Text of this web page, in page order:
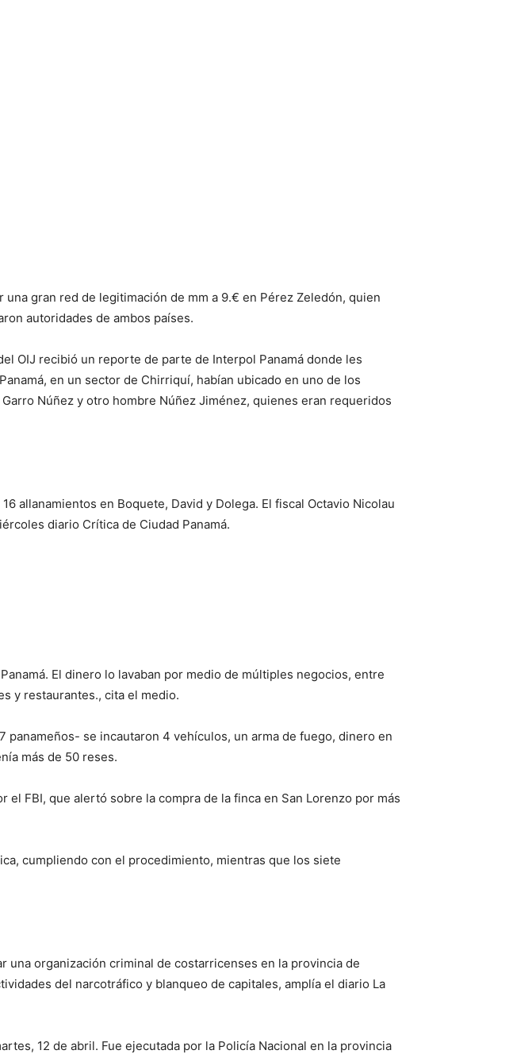
gran red de legitimación de mm a 9.€ en Pérez Zeledón, quien
autoridades de ambos países.
OIJ recibió un reporte de parte de Interpol Panamá donde les
en un sector de Chirriquí, habían ubicado en uno de los
Núñez y otro hombre Núñez Jiménez, quienes eran requeridos
allanamientos en Boquete, David y Dolega. El fiscal Octavio Nicolau
diario Crítica de Ciudad Panamá.
El dinero lo lavaban por medio de múltiples negocios, entre
y restaurantes., cita el medio.
se incautaron 4 vehículos, un arma de fuego, dinero en
más de 50 reses.
FBI, que alertó sobre la compra de la finca en San Lorenzo por más
cumpliendo con el procedimiento, mientras que los siete
una organización criminal de costarricenses en la provincia de
del narcotráfico y blanqueo de capitales, amplía el diario La
12 de abril. Fue ejecutada por la Policía Nacional en la provincia